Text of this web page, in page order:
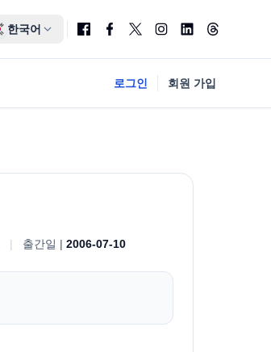
한국어
로그인 회원 가입
| 출간일 |2006-07-10